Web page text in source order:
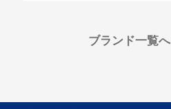
ブランド一覧へ